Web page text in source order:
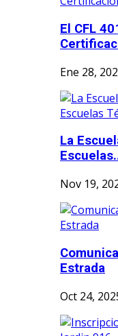
El CFL
Ene 28,
La
Nov 19,
Estrada
Oct 24,